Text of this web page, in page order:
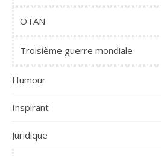
OTAN
Troisième guerre mondiale
Humour
Inspirant
Juridique